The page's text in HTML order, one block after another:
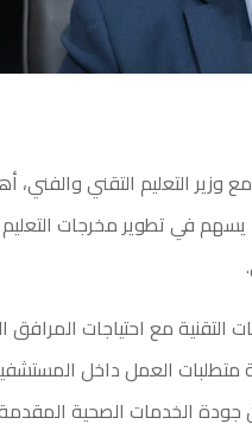
وزير التعليم التقني والفني،
يسهم في تطوير مخرجات
مع احتياجات المرافق
متطلبات العمل داخل
الخدمات الصحية